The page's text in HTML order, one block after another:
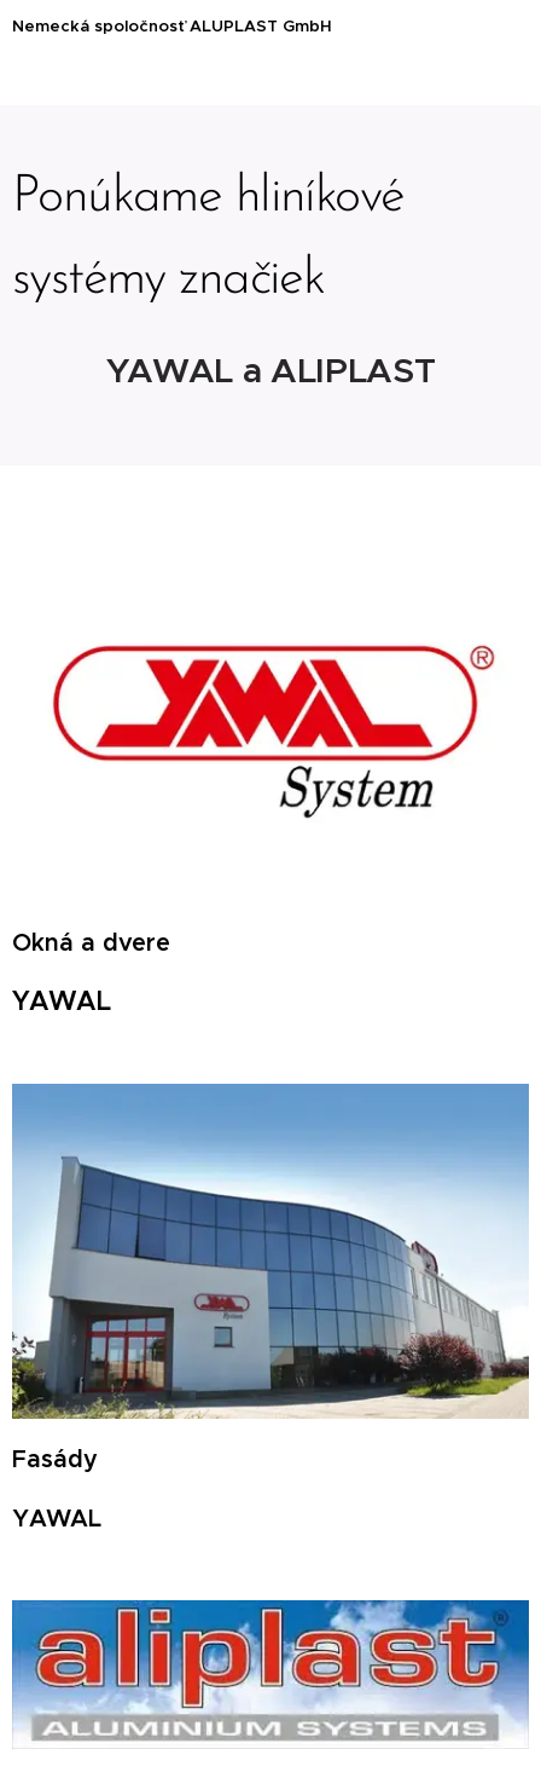
Nemecká spoločnosť ALUPLAST GmbH
Ponúkame hliníkové
systémy značiek
YAWAL a ALIPLAST
Okná a dvere
YAWAL
Fasády
YAWAL